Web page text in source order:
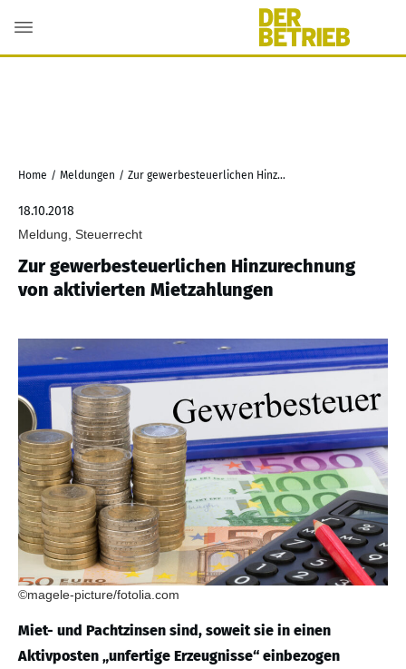
Home / Meldungen / Zur gewerbesteuerlichen Hinzurechnung von aktivierten Mietzahlungen
18.10.2018
Meldung, Steuerrecht
Zur gewerbesteuerlichen Hinzurechnung
von aktivierten Mietzahlungen
©magele-picture/fotolia.com
Miet- und Pachtzinsen sind, soweit sie in einen
Aktivposten „unfertige Erzeugnisse“ einbezogen